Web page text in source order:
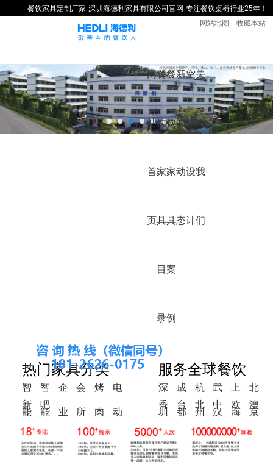
餐饮家具定制厂家-深圳海德利家具有限公司官网-专注餐饮桌椅行业25年！
收藏本站
网站地图
网
站
首
页
餐
饮
家
具
目
录
餐
饮
家
具
案
例
新
闻
动
态
空
间
设
计
关
于
我
们
热门家具分类
智
能
火
智
能
调
企
业
会
所
家
烤
肉
桌
电
动
新
中
式
吧
椅
服务全球餐饮
深
圳
成
都
杭
州
武
汉
上
海
北
京
香
港
台 北
美
中
东
欧
洲
澳
洲